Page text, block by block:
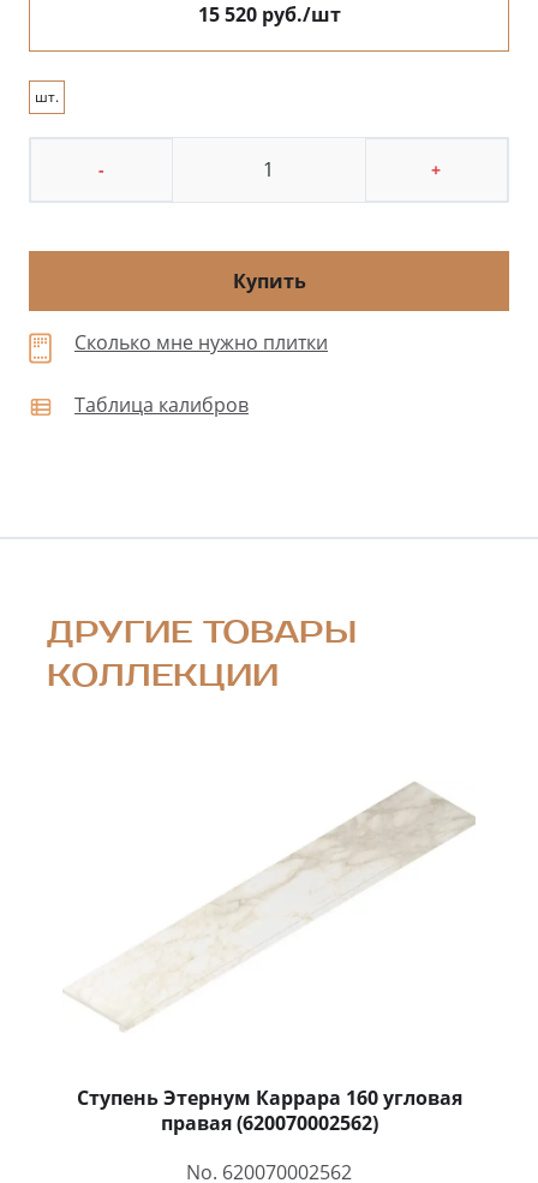
15 520 руб./шт
шт.
- +
Купить
Сколько мне нужно плитки
Таблица калибров
ДРУГИЕ ТОВАРЫ
КОЛЛЕКЦИИ
Ступень Этернум Каррара 160 угловая
правая (620070002562)
No. 620070002562